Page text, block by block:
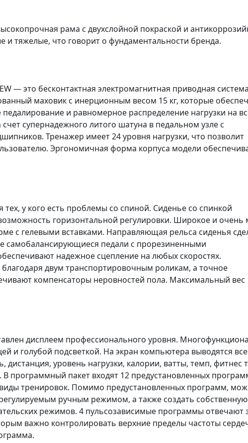
рама с двухслойной покраской и
и тяжелые, что говорит о фундаментальности бренда.
— это бесконтактная электромагнитная приводная система
маховик с инерционным весом 15 кг, которые
и равномерное распределение нагрузки на
супернадежного литого шатуна в педальном узле с
Тренажер имеет 24 уровня нагрузки, что позволит
Эргономичная форма корпуса модели
тех, у кого есть проблемы со спиной. Сиденье со спинкой
горизонтальной регулировки. Широкое и очень
с гелевыми вставками. Направляющая рельса сиденья
самобалансирующиеся педали с прорезиненными
надежное сцепление на любых скоростях.
двум транспортировочным роликам, а точное
компенсаторы неровностей пола. Максимальный вес
дисплеем профессионального уровня.
и голубой подсветкой. На экран компьютера выводятся все
уровень нагрузки, калории, ватты, темп, фитнес
программный пакет входят 12 предустановленных
тренировок. Помимо предустановленных программ,
ручным режимом, а также создать собственную
режимов. 4 пульсозависимые программы отвечают
важно контролировать верхние пределы частоты